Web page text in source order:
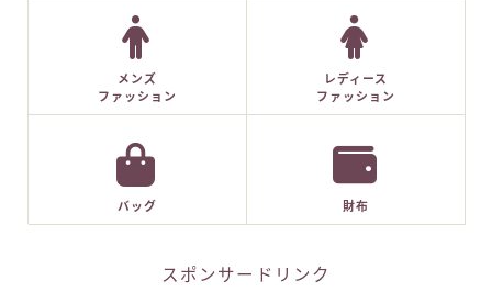
メンズ
ファッション
レディース
ファッション
バッグ 財布
スポンサードリンク